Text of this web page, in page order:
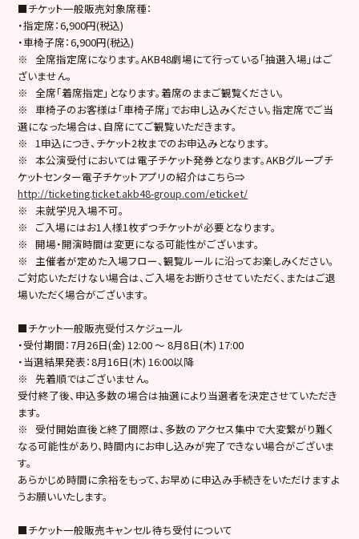
■チケット一般販売対象席種：
・指定席：6,900円(税込)
・車椅子席：6,900円(税込)
※ 全席指定席になります。AKB48劇場にて行っている「抽選入場」はご
ざいません。
※ 全席「着席指定」となります。着席のままご観覧ください。
※ 車椅子のお客様は「車椅子席」でお申し込みください。指定席でご当
選になった場合は、自席にてご観覧いただきます。
※ 1申込につき、チケット2枚までのお申込みとなります。
※ 本公演受付においては電子チケット発券となります。AKBグループチ
ケットセンター電子チケットアプリの紹介はこちら⇒
http://ticketing.ticket.akb48-group.com/eticket/
※ 未就学児入場不可。
※ ご入場にはお1人様1枚ずつチケットが必要となります。
※ 開場・開演時間は変更になる可能性がございます。
※ 主催者が定めた入場フロー、観覧ルールに沿ってお楽しみください。
ご対応いただけない場合は、ご入場をお断りさせていただく、またはご退
場いただく場合がございます。
■チケット一般販売受付スケジュール
・受付期間：7月26日(金) 12:00 ～ 8月8日(木) 17:00
・当選結果発表：8月16日(木) 16:00以降
※ 先着順ではございません。
受付終了後、申込多数の場合は抽選により当選者を決定させていただき
ます。
※ 受付開始直後と終了間際は、多数のアクセス集中で大変繋がり難く
なる可能性があり、時間内にお申し込みが完了できない場合がございま
す。
あらかじめ時間に余裕をもって、お早めに申込み手続きをいただけますよ
うお願いいたします。
■チケット一般販売キャンセル待ち受付について